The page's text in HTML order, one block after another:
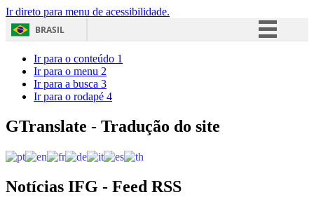
Ir direto para menu de acessibilidade.
BRASIL
Acesso à informação
Ir para o conteúdo 1
Ir para o menu 2
Ir para a busca 3
Ir para o rodapé 4
GTranslate - Tradução do site
Notícias IFG - Feed RSS